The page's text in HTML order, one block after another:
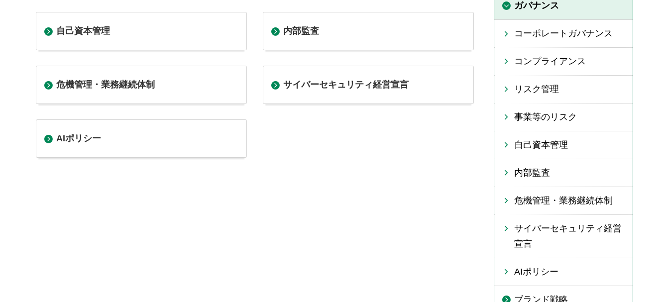
自己資本管理 内部監査
危機管理・業務継続体制 サイバーセキュリティ経営宣言
AIポリシー
ガバナンス
コーポレートガバナンス
コンプライアンス
リスク管理
事業等のリスク
自己資本管理
内部監査
危機管理・業務継続体制
サイバーセキュリティ経営
宣言
AIポリシー
ブランド戦略